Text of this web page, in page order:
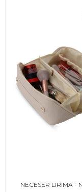
NECESER LIRIMA -